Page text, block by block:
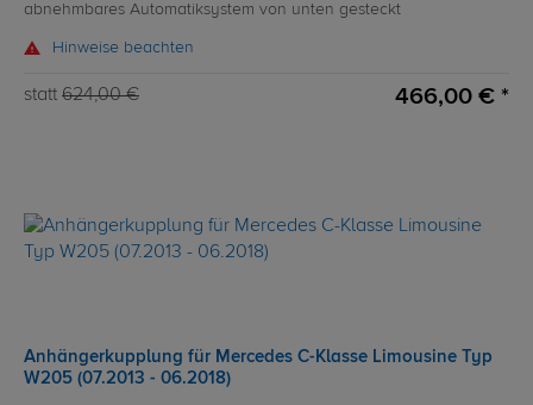
abnehmbares Automatiksystem von unten gesteckt
Hinweise beachten
statt 624,00 € 466,00 € *
Anhängerkupplung für Mercedes C-Klasse Limousine Typ
W205 (07.2013 - 06.2018)